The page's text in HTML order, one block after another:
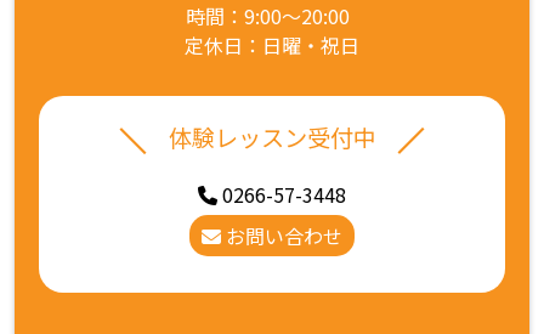
時間：9:00～20:00
定休日：日曜・祝日
体験レッスン受付中
0266-57-3448
お問い合わせ